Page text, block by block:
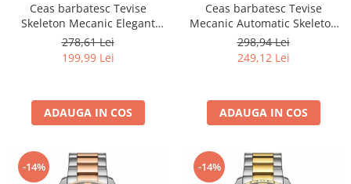
Ceas barbatesc Tevise
Skeleton Mecanic Elegant
Fashion Automatic Self Wind
Luxury Negru
278,61 Lei
199,99 Lei
ADAUGA IN COS
Ceas barbatesc Tevise
Mecanic Automatic Skeleton
Curea piele Negru
298,94 Lei
249,12 Lei
ADAUGA IN COS
-14% -14%